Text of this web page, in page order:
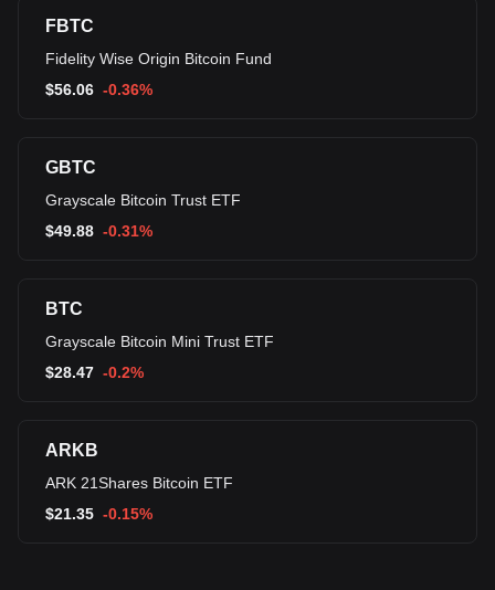
FBTC
Fidelity Wise Origin Bitcoin Fund
$56.06 -0.36%
GBTC
Grayscale Bitcoin Trust ETF
$49.88 -0.31%
BTC
Grayscale Bitcoin Mini Trust ETF
$28.47 -0.2%
ARKB
ARK 21Shares Bitcoin ETF
$21.35 -0.15%